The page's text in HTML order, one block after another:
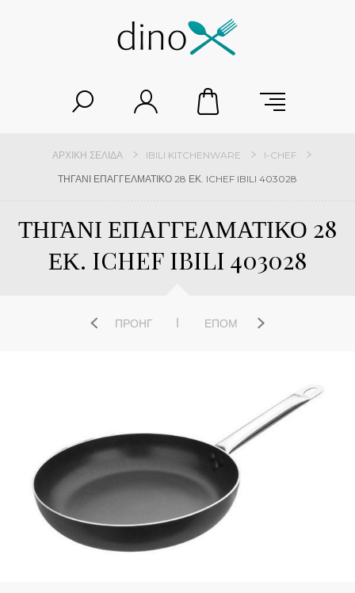
ΑΡΧΙΚΉ ΣΕΛΊΔΑ IBILI KITCHENWARE
I-CHEF
ΤΗΓΑΝΙ ΕΠΑΓΓΕΛΜΑΤΙΚΟ 28 ΕΚ. ICHEF IBILI 403028
ΤΗΓΑΝΙ ΕΠΑΓΓΕΛΜΑΤΙΚΟ 28
ΕΚ. ICHEF IBILI 403028
ΠΡΟΗΓ ΕΠΌΜ